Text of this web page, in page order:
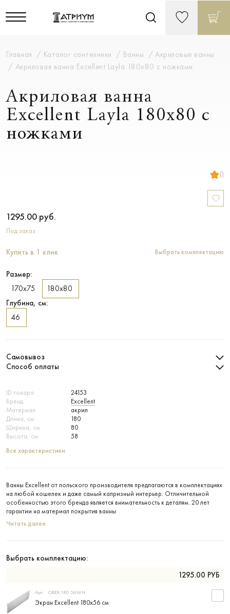
Главная Каталог сантехники Ванны
Акриловые ванны
Акриловая ванна Excellent Layla 180х80 с ножками
Акриловая ванна
Excellent Layla 180х80 с
ножками
()
ID товара
24153
Бренд
Excellent
Материал
акрил
Длина, см
180
Ширина, см
80
Высота, см
58
Все характеристики
Ванны Excellent от польского производителя предлагаются в комплектациях
на любой кошелек и даже самый капризный интерьер. Отличительной
особенностью этого бренда является внимательность к деталям. 20 лет
гарантии на материал покрытия ванны
Читать далее
Выбрать комплектацию:
1295.00 РУБ
Экран Excellent 180х56 см
Арт: OBEX.180.56WH
1295.00 руб.
Под заказ
Купить в 1 клик Выбрать комплектацию
Размер:
170х75
180х80
Глубина, см:
46
Самовывоз
Способ оплаты